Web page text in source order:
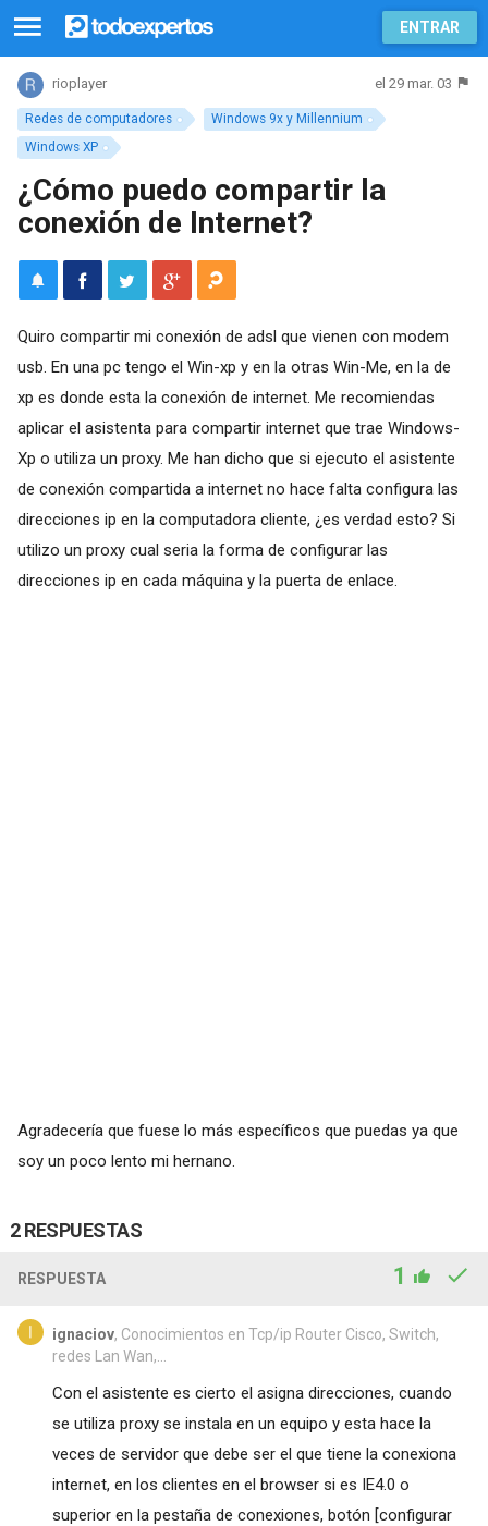
ENTRAR
Redes de computadores
Windows 9x y Millennium
Windows XP
rioplayer el 29 mar. 03
¿Cómo puedo compartir la
conexión de Internet?
Quiro compartir mi conexión de adsl que vienen con modem
usb. En una pc tengo el Win-xp y en la otras Win-Me, en la de
xp es donde esta la conexión de internet. Me recomiendas
aplicar el asistenta para compartir internet que trae Windows-
Xp o utiliza un proxy. Me han dicho que si ejecuto el asistente
de conexión compartida a internet no hace falta configura las
direcciones ip en la computadora cliente, ¿es verdad esto? Si
utilizo un proxy cual seria la forma de configurar las
direcciones ip en cada máquina y la puerta de enlace.
Agradecería que fuese lo más específicos que puedas ya que
soy un poco lento mi hernano.
2 RESPUESTAS
RESPUESTA 1
ignaciov, Conocimientos en Tcp/ip Router Cisco, Switch,
redes Lan Wan,...
Con el asistente es cierto el asigna direcciones, cuando
se utiliza proxy se instala en un equipo y esta hace la
veces de servidor que debe ser el que tiene la conexiona
internet, en los clientes en el browser si es IE4.0 o
superior en la pestaña de conexiones, botón [configurar